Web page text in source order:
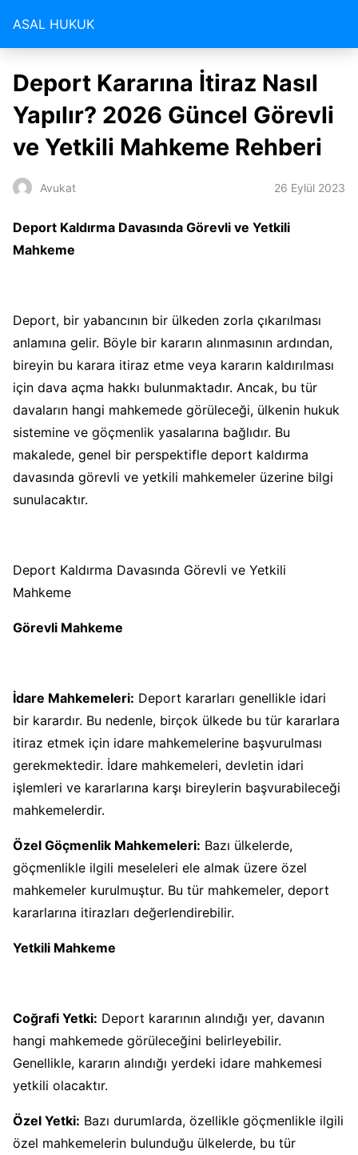
ASAL HUKUK
Deport Kararına İtiraz Nasıl
Yapılır? 2026 Güncel Görevli
ve Yetkili Mahkeme Rehberi
Avukat 26 Eylül 2023
Deport Kaldırma Davasında Görevli ve Yetkili
Mahkeme
Deport, bir yabancının bir ülkeden zorla çıkarılması
anlamına gelir. Böyle bir kararın alınmasının ardından,
bireyin bu karara itiraz etme veya kararın kaldırılması
için dava açma hakkı bulunmaktadır. Ancak, bu tür
davaların hangi mahkemede görüleceği, ülkenin hukuk
sistemine ve göçmenlik yasalarına bağlıdır. Bu
makalede, genel bir perspektifle deport kaldırma
davasında görevli ve yetkili mahkemeler üzerine bilgi
sunulacaktır.
Deport Kaldırma Davasında Görevli ve Yetkili
Mahkeme
Görevli Mahkeme
İdare Mahkemeleri: Deport kararları genellikle idari
bir karardır. Bu nedenle, birçok ülkede bu tür kararlara
itiraz etmek için idare mahkemelerine başvurulması
gerekmektedir. İdare mahkemeleri, devletin idari
işlemleri ve kararlarına karşı bireylerin başvurabileceği
mahkemelerdir.
Özel Göçmenlik Mahkemeleri: Bazı ülkelerde,
göçmenlikle ilgili meseleleri ele almak üzere özel
mahkemeler kurulmuştur. Bu tür mahkemeler, deport
kararlarına itirazları değerlendirebilir.
Yetkili Mahkeme
Coğrafi Yetki: Deport kararının alındığı yer, davanın
hangi mahkemede görüleceğini belirleyebilir.
Genellikle, kararın alındığı yerdeki idare mahkemesi
yetkili olacaktır.
Özel Yetki: Bazı durumlarda, özellikle göçmenlikle ilgili
özel mahkemelerin bulunduğu ülkelerde, bu tür